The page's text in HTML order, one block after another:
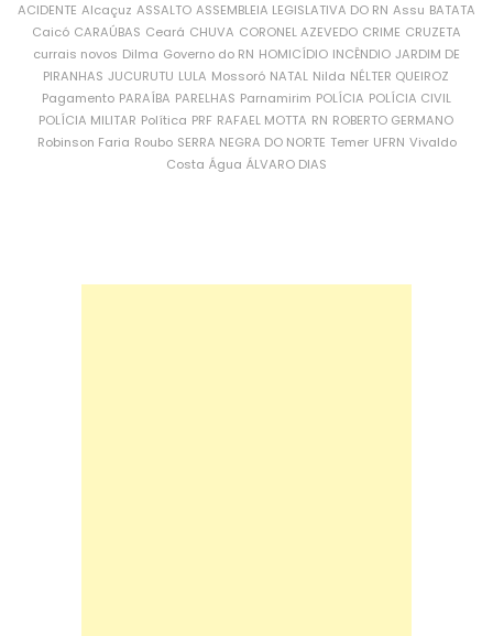
ACIDENTE Alcaçuz ASSALTO ASSEMBLEIA LEGISLATIVA DO RN Assu BATATA
Caicó CARAÚBAS Ceará CHUVA CORONEL AZEVEDO CRIME CRUZETA
currais novos Dilma Governo do RN HOMICÍDIO INCÊNDIO JARDIM DE
PIRANHAS JUCURUTU LULA Mossoró NATAL Nilda NÉLTER QUEIROZ
Pagamento PARAÍBA PARELHAS Parnamirim POLÍCIA POLÍCIA CIVIL
POLÍCIA MILITAR Política PRF RAFAEL MOTTA RN ROBERTO GERMANO
Robinson Faria Roubo SERRA NEGRA DO NORTE Temer UFRN Vivaldo
Costa Água ÁLVARO DIAS